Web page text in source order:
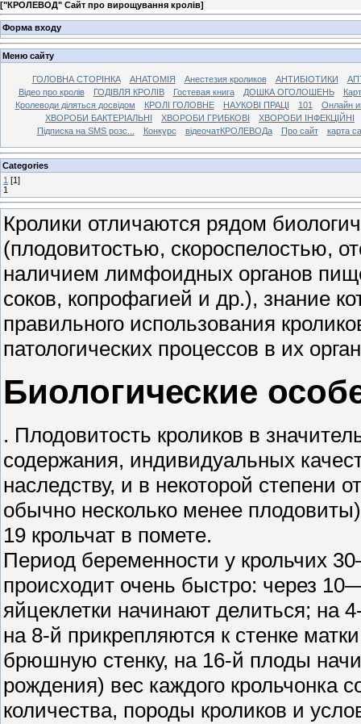
["КРОЛЕВОД" Сайт про вирощування кролів]
Форма входу
Меню сайту
ГОЛОВНА СТОРІНКА АНАТОМІЯ Анестезия кроликов АНТИБІОТИКИ
Відео про кролів
ГОДІВЛЯ КРОЛІВ Гостевая книга ДОШКА ОГОЛОШЕНЬ
Кролеводи діляться досвідом
КРОЛІ ГОЛОВНЕ НАУКОВІ ПРАЦІ 101
Онлайн
ХВОРОБИ БАКТЕРІАЛЬНІ
ХВОРОБИ ГРИБКОВІ
ХВОРОБИ ІНФЕКЦІЙНІ
Підписка на SMS розс...
Конкурс відеочатКРОЛЕВОДа Про сайт карта
Categories
1 [1]
1
Кролики отличаются рядом
(плодовитостью, скороспелостью,
наличием лимфоидных органов
соков, копрофагией и др.), знание
правильного использования
патологических процессов в их
Биологические
. Плодовитость кроликов в
содержания, индивидуальных
наследству, и в некоторой степени
обычно несколько менее
19 крольчат в помете.
Период беременности у крольчих
происходит очень быстро: через
яйцеклетки начинают делиться;
на 8-й прикрепляются к стенке
брюшную стенку, на 16-й плоды
рождения) вес каждого крольчонка
количества, породы кроликов и